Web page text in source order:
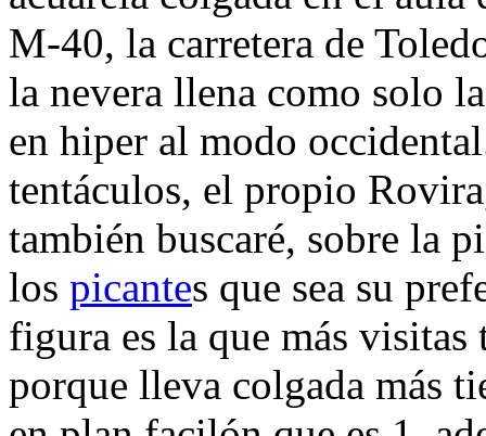
M-40, la carretera de
la nevera llena como solo
en hiper al modo
tentáculos, el propio
también buscaré, sobre la
los picantes que sea su
figura es la que más visitas
porque lleva colgada más